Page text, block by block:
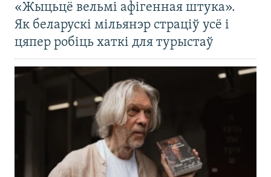
«Жыцьцё вельмі афігенная штука».
Як беларускі мільянэр страціў усё і
цяпер робіць хаткі для турыстаў